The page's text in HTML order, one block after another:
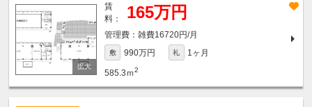
賃
料：
165万円
雑費16720円/月
敷 990万円 礼 1ヶ月
585.3ｍ2